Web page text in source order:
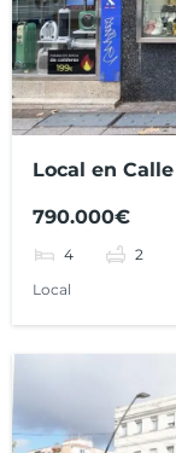
Local en
790.000€
4 2
Local